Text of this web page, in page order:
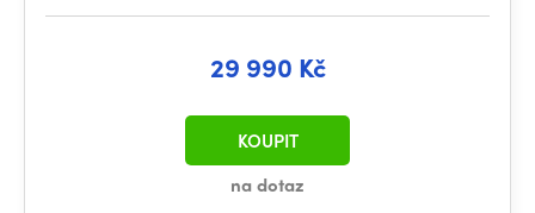
29 990 Kč
na dotaz
KOUPIT